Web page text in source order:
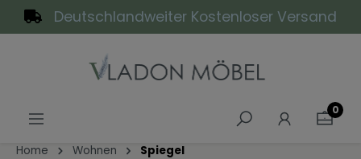
springenDeutschlandweiter Kostenloser Versand
0
Home Wohnen Spiegel